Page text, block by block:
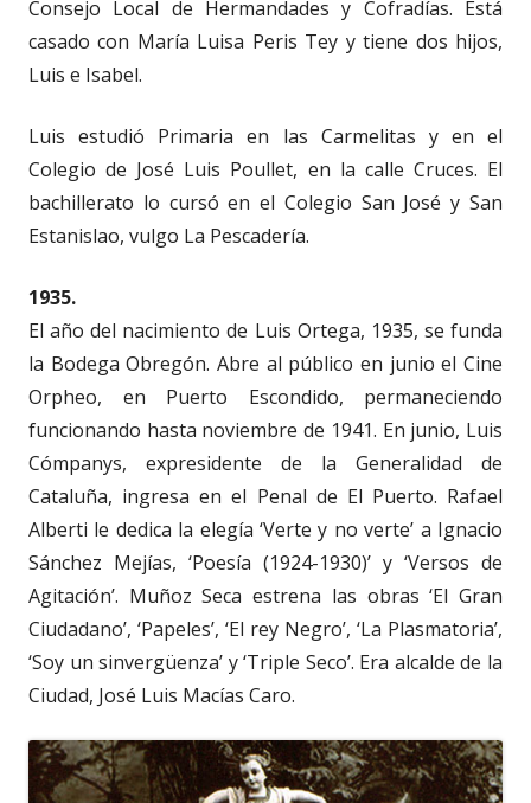
Consejo Local de Hermandades y Cofradías. Está
casado con María Luisa Peris Tey y tiene dos hijos,
Luis e Isabel.
Luis estudió Primaria en las Carmelitas y en el
Colegio de José Luis Poullet, en la calle Cruces. El
bachillerato lo cursó en el Colegio San José y San
Estanislao, vulgo La Pescadería.
1935.
El año del nacimiento de Luis Ortega, 1935, se funda
la Bodega Obregón. Abre al público en junio el Cine
Orpheo, en Puerto Escondido, permaneciendo
funcionando hasta noviembre de 1941. En junio, Luis
Cómpanys, expresidente de la Generalidad de
Cataluña, ingresa en el Penal de El Puerto. Rafael
Alberti le dedica la elegía ‘Verte y no verte’ a Ignacio
Sánchez Mejías, ‘Poesía (1924-1930)’ y ‘Versos de
Agitación’. Muñoz Seca estrena las obras ‘El Gran
Ciudadano’, ‘Papeles’, ‘El rey Negro’, ‘La Plasmatoria’,
‘Soy un sinvergüenza’ y ‘Triple Seco’. Era alcalde de la
Ciudad, José Luis Macías Caro.